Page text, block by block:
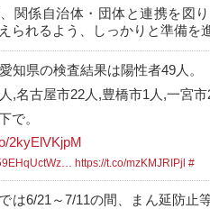
関係自治体・団体と連携を図
られるよう、しっかりと準備を
知県の検査結果は陽性者49人。
,名古屋市22人,豊橋市1人,一宮
で。
2kyElVKjpM
https://t.co/mzKMJRIPjl #
は6/21～7/11の間、まん延防止